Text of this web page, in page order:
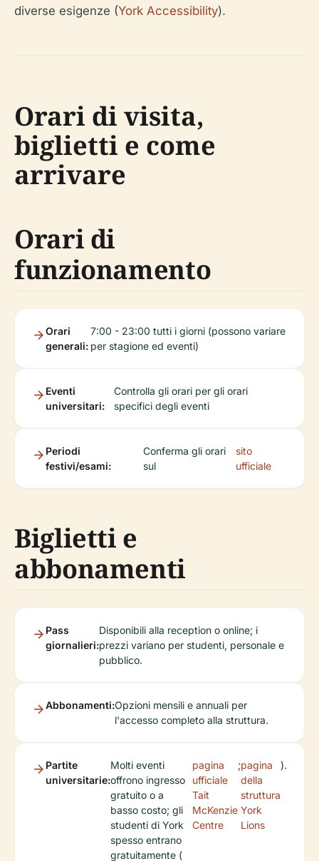
diverse esigenze (York Accessibility).
Orari di visita,
biglietti e come
arrivare
Orari di
funzionamento
Orari
generali:
7:00 - 23:00 tutti i giorni (possono variare
per stagione ed eventi)
Eventi
universitari:
Controlla gli orari per gli orari
specifici degli eventi
Periodi
festivi/esami:
Conferma gli orari
sul
sito
ufficiale
Biglietti e
abbonamenti
Pass
giornalieri:
Disponibili alla reception o online; i
prezzi variano per studenti, personale e
pubblico.
Abbonamenti:Opzioni mensili e annuali per
l'accesso completo alla struttura.
Partite
universitarie:
Molti eventi
offrono ingresso
gratuito o a
basso costo; gli
studenti di York
spesso entrano
gratuitamente (
pagina
ufficiale
Tait
McKenzie
Centre
;pagina
della
struttura
York
Lions
).